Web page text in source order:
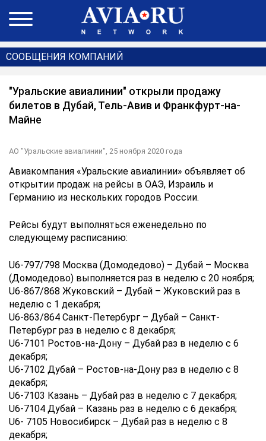
СООБЩЕНИЯ КОМПАНИЙ
"Уральские авиалинии" открыли продажу
билетов в Дубай, Тель-Авив и Франкфурт-на-
Майне
АО "Уральские авиалинии", 25 ноября 2020 года
Авиакомпания «Уральские авиалинии» объявляет об
открытии продаж на рейсы в ОАЭ, Израиль и
Германию из нескольких городов России.
Рейсы будут выполняться еженедельно по
следующему расписанию:
U6-797/798 Москва (Домодедово) – Дубай – Москва
(Домодедово) выполняется раз в неделю с 20 ноября;
U6-867/868 Жуковский – Дубай – Жуковский раз в
неделю с 1 декабря;
U6-863/864 Санкт-Петербург – Дубай – Санкт-
Петербург раз в неделю с 8 декабря;
U6-7101 Ростов-на-Дону – Дубай раз в неделю с 6
декабря;
U6-7102 Дубай – Ростов-на-Дону раз в неделю с 8
декабря;
U6-7103 Казань – Дубай раз в неделю с 7 декабря;
U6-7104 Дубай – Казань раз в неделю с 6 декабря;
U6- 7105 Новосибирск – Дубай раз в неделю с 8
декабря;